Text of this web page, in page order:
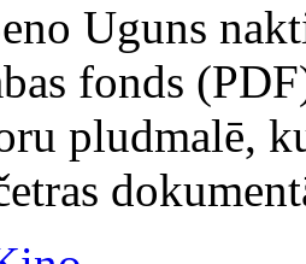
Uguns
fonds
pludmalē,